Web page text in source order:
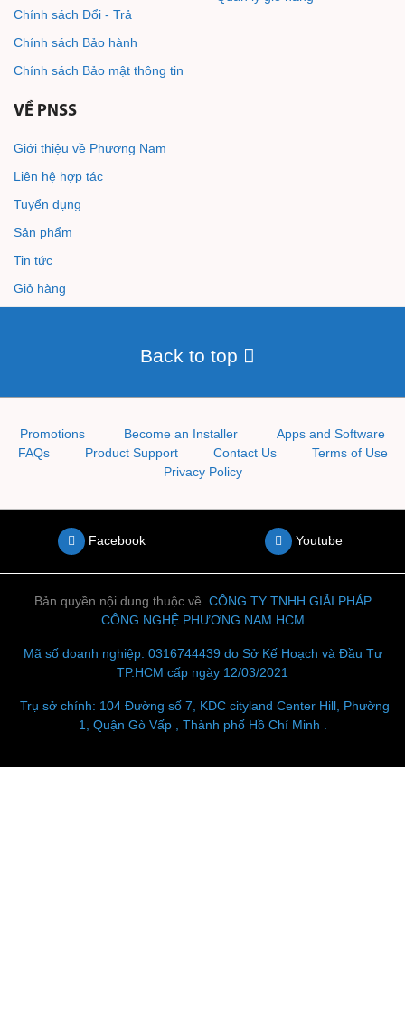
Chính sách Đổi - Trả
Chính sách Bảo hành
Chính sách Bảo mật thông tin
VỀ PNSS
Giới thiệu về Phương Nam
Liên hệ hợp tác
Tuyển dụng
Sản phẩm
Tin tức
Giỏ hàng
Back to top
Promotions Become an Installer
Apps and Software
FAQs
Product Support Contact Us
Terms of Use
Privacy Policy
Facebook Youtube
Bản quyền nội dung thuộc về CÔNG TY TNHH GIẢI PHÁP
CÔNG NGHỆ PHƯƠNG NAM HCM
Mã số doanh nghiệp: 0316744439 do Sở Kế Hoạch và Đầu Tư
TP.HCM cấp ngày 12/03/2021
Trụ sở chính: 104 Đường số 7, KDC cityland Center Hill, Phường
1, Quận Gò Vấp , Thành phố Hồ Chí Minh .